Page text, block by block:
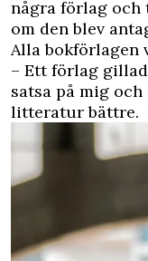
några förlag och
om den blev
Alla bokförlagen
– Ett förlag
satsa på mig
litteratur bättre.